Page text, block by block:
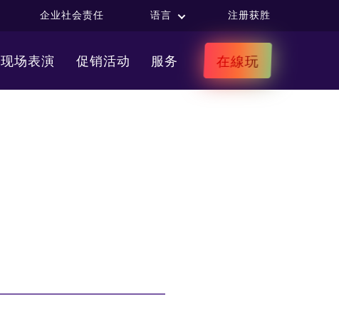
企业社会责任 语言 注册获胜
现场表演 促销活动 服务 在線玩